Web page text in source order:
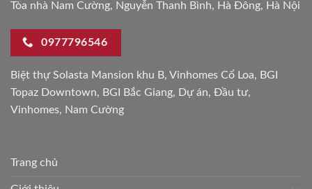
Tòa nhà Nam Cường, Nguyễn Thanh Bình, Hà Đông, Hà Nội
0977796546
Biệt thự Solasta Mansion khu B, Vinhomes Cổ Loa, BGI
Topaz Downtown, BGI Bắc Giang, Dự án, Đầu tư,
Vinhomes, Nam Cường
Trang chủ